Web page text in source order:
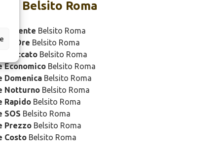
Belsito Roma
Urgente Belsito Roma
24 Ore Belsito Roma
BloccatoBelsito Roma
EconomicoBelsito Roma
DomenicaBelsito Roma
NotturnoBelsito Roma
RapidoBelsito Roma
SOS Belsito Roma
PrezzoBelsito Roma
CostoBelsito Roma